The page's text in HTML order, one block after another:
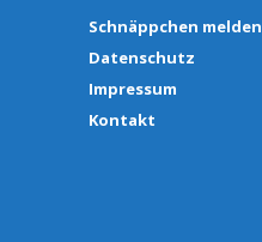
Schnäppchen melden
Datenschutz
Impressum
Kontakt